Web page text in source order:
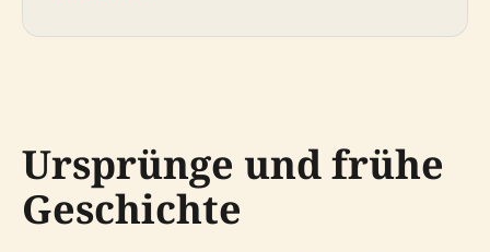
Ursprünge und frühe
Geschichte